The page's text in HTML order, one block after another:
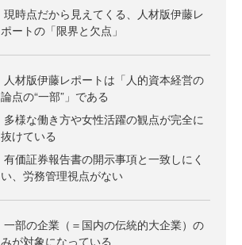
現時点だから見えてくる、人材版伊藤レ
ポートの「限界と欠点」
人材版伊藤レポートは「人的資本経営の
論点の“一部”」である
多様な働き方や女性活躍の観点が完全に
抜けている
有価証券報告書の開示事項と一致しにく
い、労務管理視点がない
一部の企業（＝国内の伝統的大企業）の
みが対象になっている